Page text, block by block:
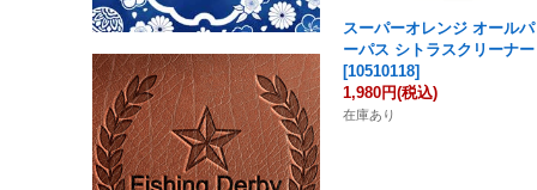
スーパーオレンジ オールパ
ーパス シトラスクリーナー
[10510118]
1,980円(税込)
在庫あり